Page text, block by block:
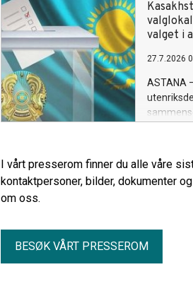
gammelt
om
langsiktig
valget i
27.7.2026
ASTANA
for å
valget til
I vårt presserom finner du alle våre
kontaktpersoner, bilder, dokumenter
om oss.
BESØK VÅRT PRESSEROM